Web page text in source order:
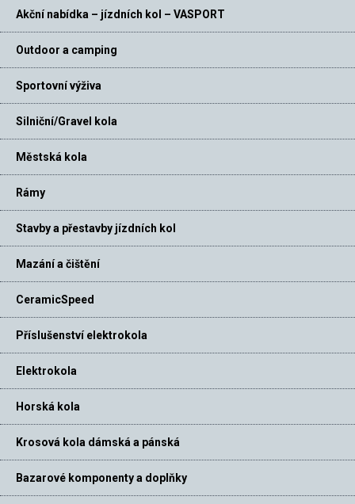
Akční nabídka – jízdních kol – VASPORT
Outdoor a camping
Sportovní výživa
Silniční/Gravel kola
Městská kola
Rámy
Stavby a přestavby jízdních kol
Mazání a čištění
CeramicSpeed
Příslušenství elektrokola
Elektrokola
Horská kola
Krosová kola dámská a pánská
Bazarové komponenty a doplňky